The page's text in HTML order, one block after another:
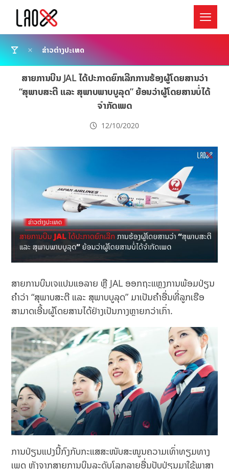
ຂ່າວຕ່າງປະເທດ
ສາຍການບີນ JAL ໄດ້ປະກາດຍົກເລີກການຮ້ອງຜູ້ໂດຍສານວ່າ
“ສຸພາບສະຕີ ແລະ ສຸພາບພາບບູລຸດ” ຍ້ອນວ່າຜູ້ໂດຍສານບໍ່ໄດ້
ຈຳກັດເພດ
12/10/2020
ສາຍການບິນເຈແປນແອລາຍ ຫຼື JAL ອອກຖະແຫຼງການພ້ອມປ່ຽນ
ຄຳວ່າ “ສຸພາບສະຕີ ແລະ ສຸພາບບູລຸດ” ມາເປັນຄຳອື່ນທີ່ລູກເຮືອ
ສາມາດເອີ້ນຜູ້ໂດຍສານໄດ້ຢ່າງເປັນກາງຫຼາຍກວ່າເກົ່າ.​
ການປ່ຽນແປງນີ້ກົງກັບກະແສສະໜັບສະໜູນຄວາມເທົ່າທຽມທາງ
ເພດ ຫຼັງຈາກສາຍການບິນລະດັບໂລກລາຍອື່ນປັບປ່ຽນມາໃຊ້ພາສາ